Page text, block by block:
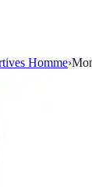
Homme›